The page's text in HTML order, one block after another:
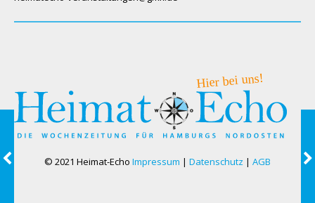
© 2021 Heimat-Echo Impressum | Datenschutz | AGB